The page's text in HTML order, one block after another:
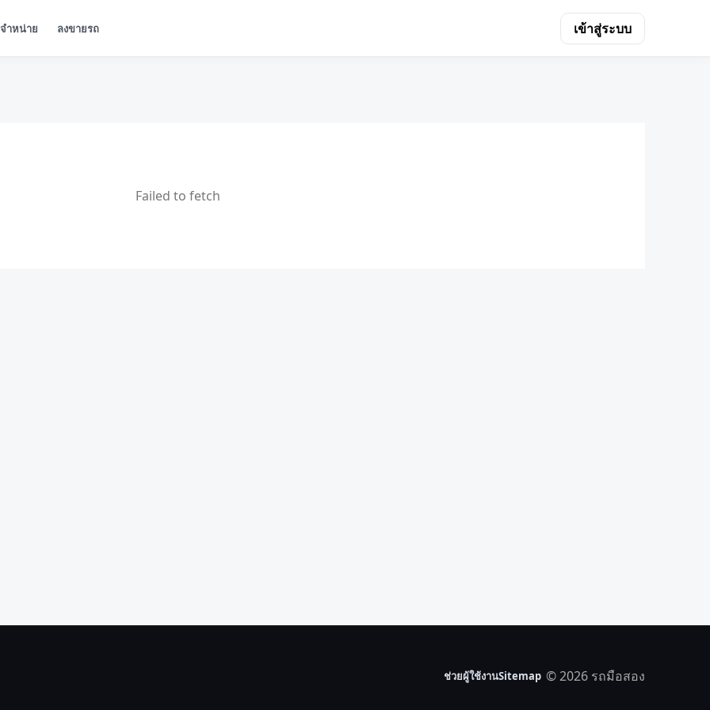
ำหน่าย ลงขายรถ เข้าสู่ระบบ
Failed to fetch
ช่วยผู้ใช้งานSitemap © 2026 รถมือสอง